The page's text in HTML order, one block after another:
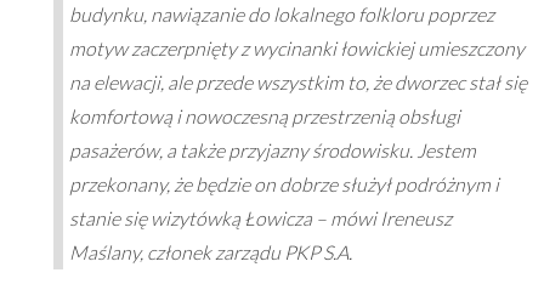
budynku, nawiązanie do lokalnego folkloru poprzez
motyw zaczerpnięty z wycinanki łowickiej umieszczony
na elewacji, ale przede wszystkim to, że dworzec stał się
komfortową i nowoczesną przestrzenią obsługi
pasażerów, a także przyjazny środowisku. Jestem
przekonany, że będzie on dobrze służył podróżnym i
stanie się wizytówką Łowicza – mówi Ireneusz
Maślany, członek zarządu PKP S.A.